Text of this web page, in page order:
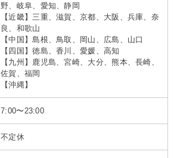
野、岐阜、愛知、静岡
【近畿】三重、滋賀、京都、大阪、兵庫、奈
良、和歌山
【中国】島根、鳥取、岡山、広島、山口
【四国】徳島、香川、愛媛、高知
【九州】鹿児島、宮崎、大分、熊本、長崎、
佐賀、福岡
【沖縄】
7:00〜23:00
不定休